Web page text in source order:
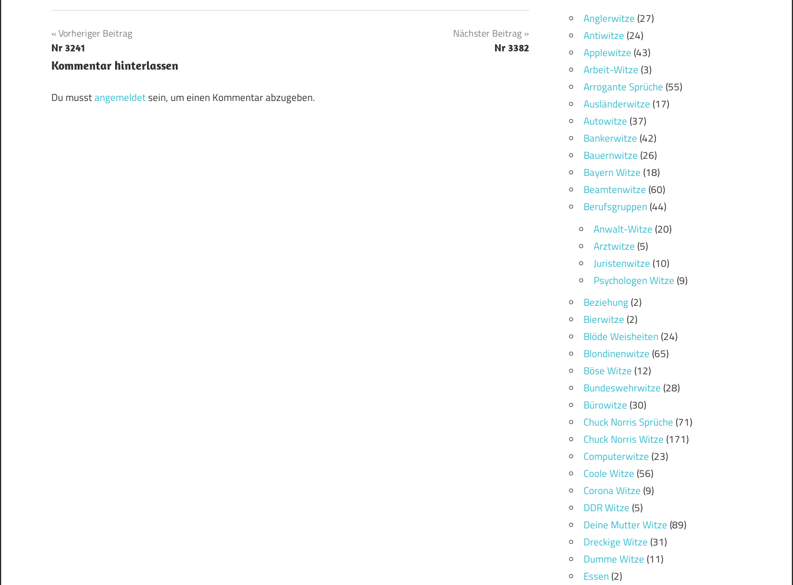
Beitragsnavigation
Vorheriger Beitrag
Nr 3241
Nächster Beitrag
Nr 3382
Kommentar hinterlassen
Du musstangemeldetsein, um einen Kommentar abzugeben.
Anglerwitze(27)
Antiwitze(24)
Applewitze(43)
Arbeit-Witze(3)
Arrogante Sprüche(55)
Ausländerwitze(17)
Autowitze(37)
Bankerwitze(42)
Bauernwitze(26)
Bayern Witze(18)
Beamtenwitze(60)
Berufsgruppen(44)
Anwalt-Witze(20)
Arztwitze(5)
Juristenwitze(10)
Psychologen Witze(9)
Beziehung(2)
Bierwitze(2)
Blöde Weisheiten(24)
Blondinenwitze(65)
Böse Witze(12)
Bundeswehrwitze(28)
Bürowitze(30)
Chuck Norris Sprüche(71)
Chuck Norris Witze(171)
Computerwitze(23)
Coole Witze(56)
Corona Witze(9)
DDR Witze(5)
Deine Mutter Witze(89)
Dreckige Witze(31)
Dumme Witze(11)
Essen(2)